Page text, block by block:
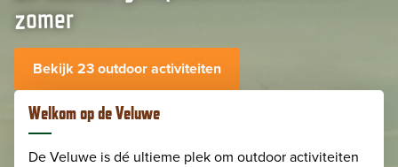
zomer
Bekijk 23 outdoor activiteiten
Welkom op de Veluwe
De Veluwe is dé ultieme plek om outdoor activiteiten